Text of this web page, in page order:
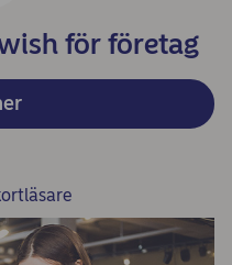
för företag